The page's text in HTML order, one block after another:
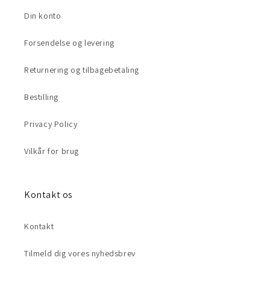
Din konto
Forsendelse og levering
Returnering og tilbagebetaling
Bestilling
Privacy Policy
Vilkår for brug
Kontakt os
Kontakt
Tilmeld dig vores nyhedsbrev